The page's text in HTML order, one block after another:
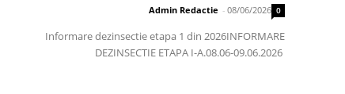
Admin Redactie - 08/06/2026 0
Informare dezinsectie etapa 1 din 2026INFORMARE
DEZINSECTIE ETAPA I-A.08.06-09.06.2026